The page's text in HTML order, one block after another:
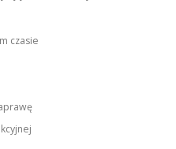
czasie